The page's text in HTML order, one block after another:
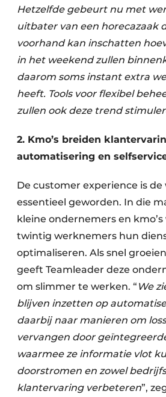
Hetzelfde gebeurt nu met
uitbater van een horecazaak
voorhand kan inschatten
in het weekend zullen
daarom soms instant extra
heeft. Tools voor flexibel
zullen ook deze trend
2. Kmo’s breiden
automatisering en
De customer experience is
essentieel geworden. In die
kleine ondernemers en
twintig werknemers hun
optimaliseren. Als snel
geeft Teamleader deze
om slimmer te werken. “ We
blijven inzetten op
daarbij naar manieren om
vervangen door
waarmee ze informatie vlot
doorstromen en zowel
klantervaring verbeteren”,